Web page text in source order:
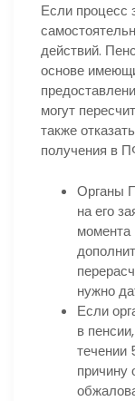
Если процесс
действий.
основе
могут
также
получения в
Органы
на его
момента
нужно
Если
в
течении
причину